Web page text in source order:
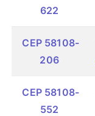
622
CEP 58108-
206
CEP 58108-
552